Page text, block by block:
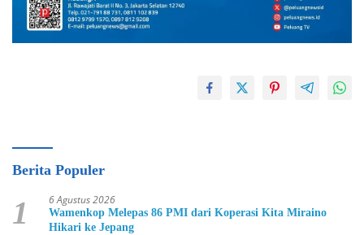
Berita Populer
1 6 Agustus 2026
Wamenkop Melepas 86 PMI dari Koperasi Kita Miraino
Hikari ke Jepang